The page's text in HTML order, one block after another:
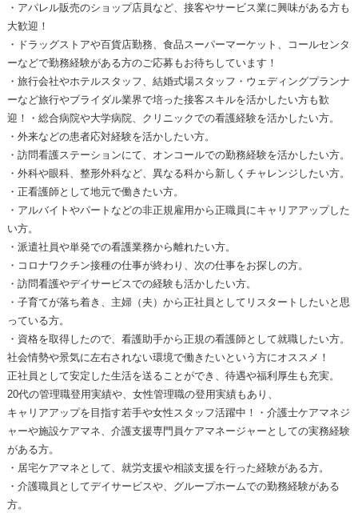
・アパレル販売のショップ店員など、接客やサービス業に興味がある方も
大歓迎！
・ドラッグストアや百貨店勤務、食品スーパーマーケット、コールセンタ
ーなどで勤務経験がある方のご応募もお待ちしています！
・旅行会社やホテルスタッフ、結婚式場スタッフ・ウェディングプランナ
ーなど旅行やブライダル業界で培った接客スキルを活かしたい方も歓
迎！・総合病院や大学病院、クリニックでの看護経験を活かしたい方。
・外来などの患者応対経験を活かしたい方。
・訪問看護ステーションにて、オンコールでの勤務経験を活かしたい方。
・外科や眼科、整形外科など、異なる科から新しくチャレンジしたい方。
・正看護師として地元で働きたい方。
・アルバイトやパートなどの非正規雇用から正職員にキャリアアップした
い方。
・派遣社員や単発での看護業務から離れたい方。
・コロナワクチン接種の仕事が終わり、次の仕事をお探しの方。
・訪問看護やデイサービスでの経験も活かしたい方。
・子育てが落ち着き、主婦（夫）から正社員としてリスタートしたいと思
っている方。
・資格を取得したので、看護助手から正規の看護師として就職したい方。
社会情勢や景気に左右されない環境で働きたいという方にオススメ！
正社員として安定した生活を送ることができ、待遇や福利厚生も充実。
20代の管理職登用実績や、女性管理職の登用実績もあり、
キャリアアップを目指す若手や女性スタッフ活躍中！・介護士ケアマネジ
ャーや施設ケアマネ、介護支援専門員ケアマネージャーとしての実務経験
がある方。
・居宅ケアマネとして、就労支援や相談支援を行った経験がある方。
・介護職員としてデイサービスや、グループホームでの勤務経験がある
方。